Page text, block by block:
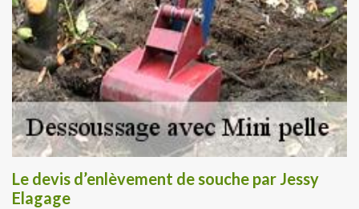
Le devis d’enlèvement de souche par Jessy
Elagage